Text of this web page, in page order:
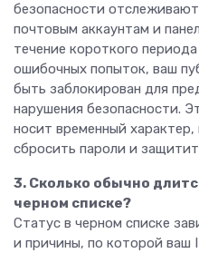
безопасности
почтовым аккаунтам и
течение короткого
ошибочных попыток, ваш
быть заблокирован для
нарушения безопасности.
носит временный
сбросить пароли и
3. Сколько обычно
черном списке?
Статус в черном списке
и причины, по которой ваш